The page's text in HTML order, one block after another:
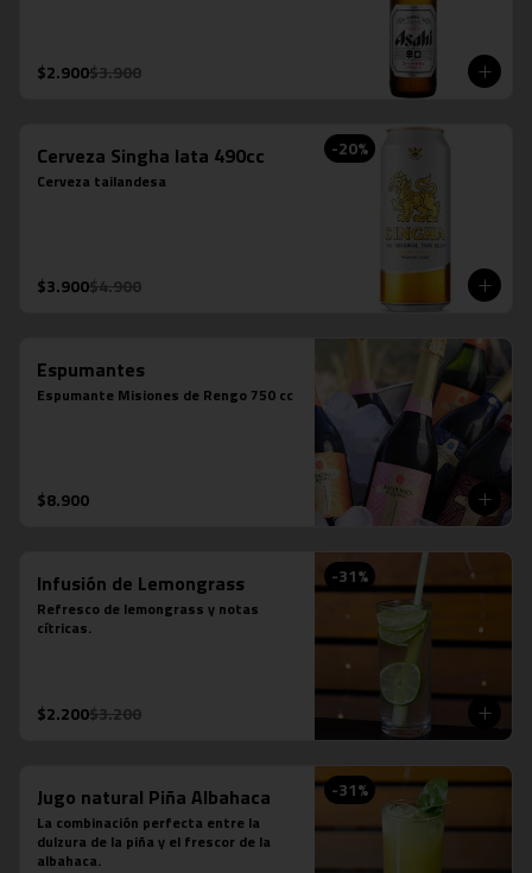
$2.900$3.900
-20%
Cerveza Singha lata 490cc
Cerveza tailandesa
$3.900$4.900
Espumantes
Espumante Misiones de Rengo 750 cc
$8.900
-31%
Infusión de Lemongrass
Refresco de lemongrass y notas
cítricas.
$2.200$3.200
-31%
Jugo natural Piña Albahaca
La combinación perfecta entre la
dulzura de la piña y el frescor de la
albahaca.